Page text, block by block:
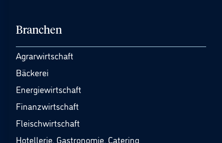
Branchen
Agrarwirtschaft
Bäckerei
Energiewirtschaft
Finanzwirtschaft
Fleischwirtschaft
Hotellerie, Gastronomie, Catering